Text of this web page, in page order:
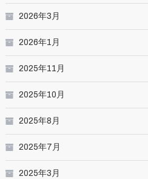
2026年3月
2026年1月
2025年11月
2025年10月
2025年8月
2025年7月
2025年3月